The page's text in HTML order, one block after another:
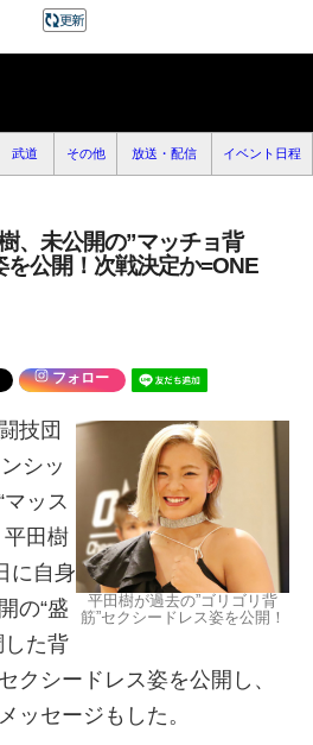
武道 その他 放送・配信 イベント日程
、未公開の”マッチョ背
公開！次戦決定か=ONE
フォロー
平田樹が過去の”ゴリゴリ背
筋”セクシードレス姿を公開！
技団
シッ
ッス
平田樹
に自身
の“盛
した背
クシードレス姿を公開し、
ッセージもした。